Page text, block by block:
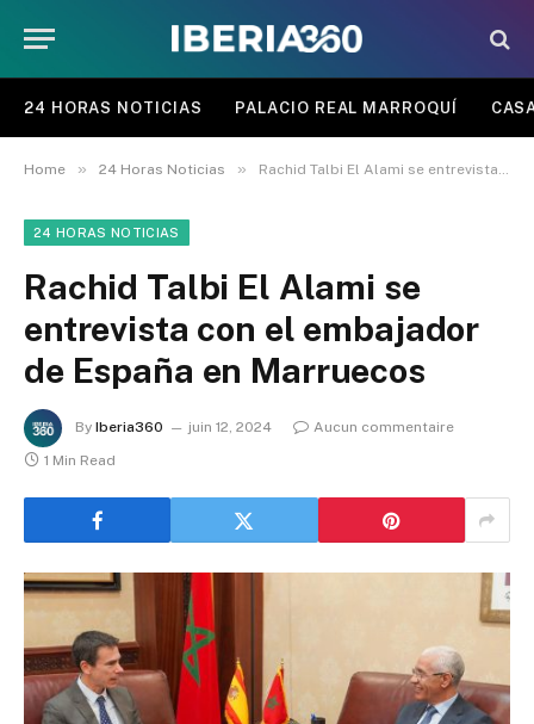
24 HORAS NOTICIAS PALACIO REAL MARROQUÍ
Home » 24 Horas Noticias » Rachid Talbi El Alami se entrevista con el embajador de España en Marruecos
24 HORAS NOTICIAS
Rachid Talbi El Alami se
entrevista con el embajador
de España en Marruecos
By Iberia360 juin 12, 2024
Aucun commentaire
1 Min Read